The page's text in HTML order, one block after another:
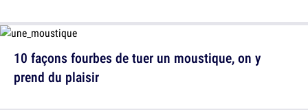
10 façons fourbes de tuer un moustique, on y
prend du plaisir